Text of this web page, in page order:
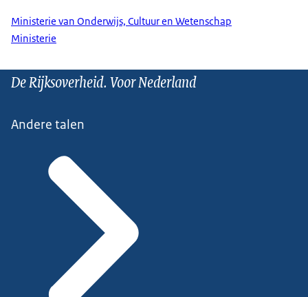
Ministerie van Onderwijs, Cultuur en Wetenschap
Ministerie
De Rijksoverheid. Voor Nederland
Andere talen